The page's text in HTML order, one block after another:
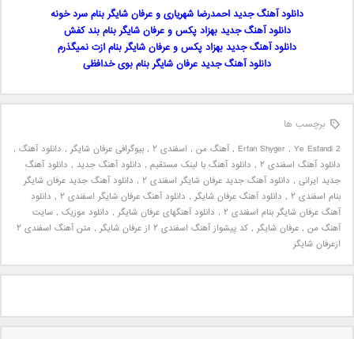
دانلود آهنگ جدید احمدرضا شهریاری و عرفان شایگر بنام سرد خونه
دانلود آهنگ جدید بهزاد پکس و عرفان شایگر بنام بند کفش
دانلود آهنگ جدید بهزاد پکس و عرفان شایگر بنام ازت نمیگذرم
دانلود آهنگ جدید عرفان شایگر بنام بوی خدافظی
برچسب ها
Erfan Shyger , Ye Esfandi 2
,آهنگ من , اسفندی ۲ , بیوگرافی عرفان شایگر, دانلود آهنگ ,
دانلود آهنگ اسفندی ۲
, دانلود آهنگ با لینک مستقیم , دانلود آهنگ جدید , دانلود آهنگ
جدید ایرانی , دانلود آهنگ جدید عرفان شایگر اسفندی ۲ , دانلود آهنگ جدید عرفان شایگر
بنام اسفندی ۲
, دانلود آهنگ عرفان شایگر, دانلود آهنگ عرفان شایگر اسفندی ۲ , دانلود
آهنگ عرفان شایگر بنام اسفندی ۲
, دانلود آهنگهای عرفان شایگر, دانلود موزیک , سایت
آهنگ من , عرفان شایگر, کد پیشواز آهنگ اسفندی ۲ از عرفان شایگر ,
متن آهنگ اسفندی ۲
ازعرفان شایگر